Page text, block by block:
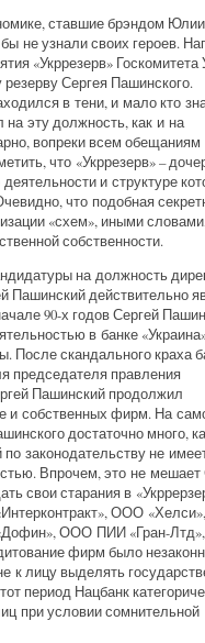
ставшие брэндом Юлии
не узнали своих героев.
«Укррезерв» Госкомитета
Сергея Пашинского.
в тени, и мало кто
эту должность, как и на
вопреки всем обещаниям
что «Укррезерв» –
и структуре
что подобная
«схем», иными
собственности.
на должность
Пашинский действительно
90-х годов Сергей
в банке
После скандального краха
председателя правления
Пашинский продолжил
и собственных фирм. На
достаточно много,
по законодательству не
Впрочем, это не
свои старания в
ООО «Хелси»,
ООО ПИИ «Гран-Лтд»,
фирм было
к лицу выделять
период Нацбанк
при условии сомнительной